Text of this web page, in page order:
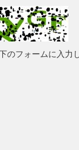
のフォームに入力